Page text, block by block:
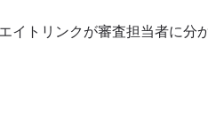
イトリンクが審査担当者に分